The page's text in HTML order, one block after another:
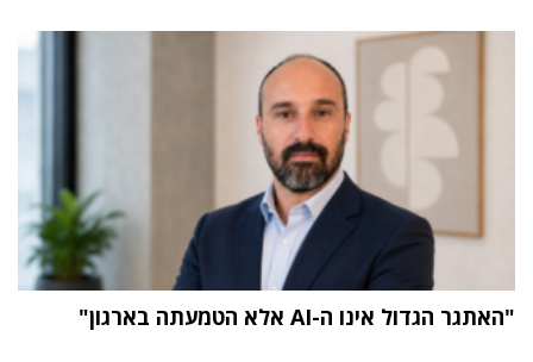
"האתגר הגדול אינו ה-AI אלא הטמעתה בארגון"